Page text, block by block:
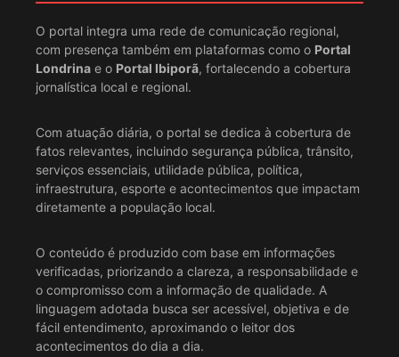
O portal integra uma rede de comunicação regional,
com presença também em plataformas como o Portal
Londrina e o Portal Ibiporã, fortalecendo a cobertura
jornalística local e regional.
Com atuação diária, o portal se dedica à cobertura de
fatos relevantes, incluindo segurança pública, trânsito,
serviços essenciais, utilidade pública, política,
infraestrutura, esporte e acontecimentos que impactam
diretamente a população local.
O conteúdo é produzido com base em informações
verificadas, priorizando a clareza, a responsabilidade e
o compromisso com a informação de qualidade. A
linguagem adotada busca ser acessível, objetiva e de
fácil entendimento, aproximando o leitor dos
acontecimentos do dia a dia.